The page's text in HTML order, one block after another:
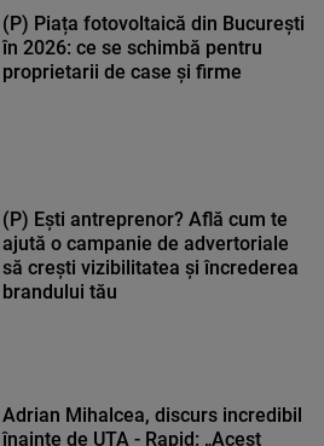
(P) Piața fotovoltaică din București
în 2026: ce se schimbă pentru
proprietarii de case și firme
(P) Ești antreprenor? Află cum te
ajută o campanie de advertoriale
să crești vizibilitatea și încrederea
brandului tău
Adrian Mihalcea, discurs incredibil
înainte de UTA - Rapid: „Acest